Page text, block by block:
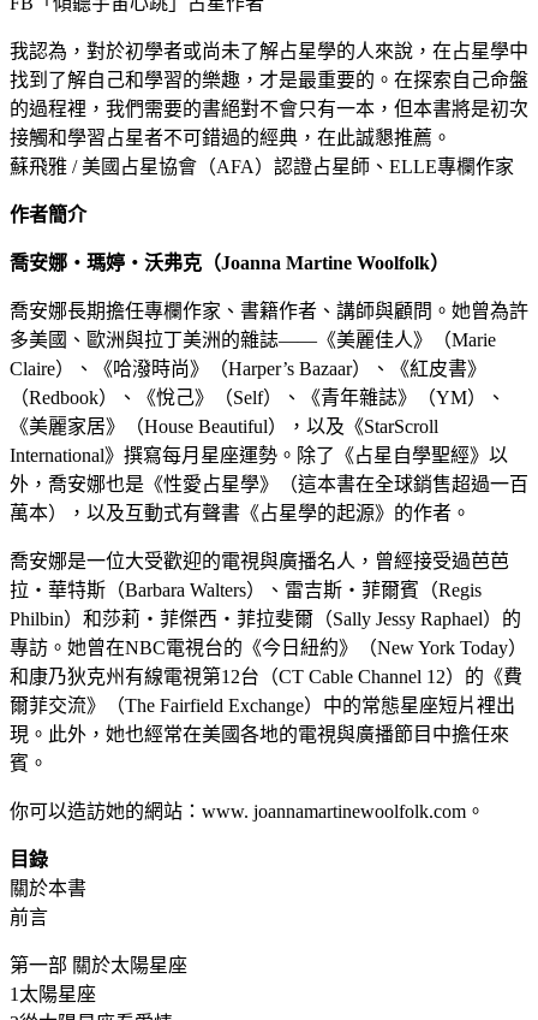
我認為，對於初學者或尚未了解占星學的人來說，在占星學中
找到了解自己和學習的樂趣，才是最重要的。在探索自己命盤
的過程裡，我們需要的書絕對不會只有一本，但本書將是初次
接觸和學習占星者不可錯過的經典，在此誠懇推薦。
蘇飛雅 / 美國占星協會（AFA）認證占星師、ELLE專欄作家
作者簡介
喬安娜‧瑪婷‧沃弗克（Joanna Martine Woolfolk）
喬安娜長期擔任專欄作家、書籍作者、講師與顧問。她曾為許
多美國、歐洲與拉丁美洲的雜誌——《美麗佳人》（Marie
Claire）、《哈潑時尚》（Harper’s Bazaar）、《紅皮書》
（Redbook）、《悅己》（Self）、《青年雜誌》（YM）、
《美麗家居》（House Beautiful），以及《StarScroll
International》撰寫每月星座運勢。除了《占星自學聖經》以
外，喬安娜也是《性愛占星學》（這本書在全球銷售超過一百
萬本），以及互動式有聲書《占星學的起源》的作者。
喬安娜是一位大受歡迎的電視與廣播名人，曾經接受過芭芭
拉‧華特斯（Barbara Walters）、雷吉斯‧菲爾賓（Regis
Philbin）和莎莉‧菲傑西‧菲拉斐爾（Sally Jessy Raphael）的
專訪。她曾在NBC電視台的《今日紐約》（New York Today）
和康乃狄克州有線電視第12台（CT Cable Channel 12）的《費
爾菲交流》（The Fairfield Exchange）中的常態星座短片裡出
現。此外，她也經常在美國各地的電視與廣播節目中擔任來
賓。
你可以造訪她的網站：www. joannamartinewoolfolk.com。
目錄
關於本書
前言
第一部 關於太陽星座
1太陽星座